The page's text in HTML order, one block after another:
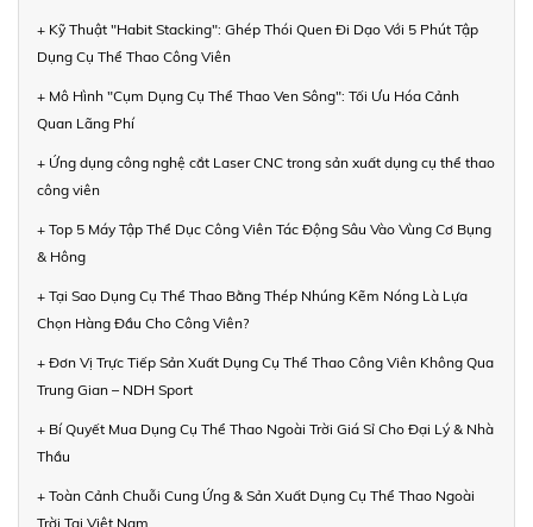
+ Kỹ Thuật "Habit Stacking": Ghép Thói Quen Đi Dạo Với 5 Phút Tập
Dụng Cụ Thể Thao Công Viên
+ Mô Hình "Cụm Dụng Cụ Thể Thao Ven Sông": Tối Ưu Hóa Cảnh
Quan Lãng Phí
+ Ứng dụng công nghệ cắt Laser CNC trong sản xuất dụng cụ thể thao
công viên
+ Top 5 Máy Tập Thể Dục Công Viên Tác Động Sâu Vào Vùng Cơ Bụng
& Hông
+ Tại Sao Dụng Cụ Thể Thao Bằng Thép Nhúng Kẽm Nóng Là Lựa
Chọn Hàng Đầu Cho Công Viên?
+ Đơn Vị Trực Tiếp Sản Xuất Dụng Cụ Thể Thao Công Viên Không Qua
Trung Gian – NDH Sport
+ Bí Quyết Mua Dụng Cụ Thể Thao Ngoài Trời Giá Sỉ Cho Đại Lý & Nhà
Thầu
+ Toàn Cảnh Chuỗi Cung Ứng & Sản Xuất Dụng Cụ Thể Thao Ngoài
Trời Tại Việt Nam